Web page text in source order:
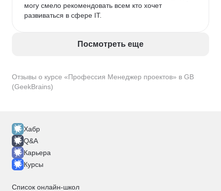
Отзывы о курсе «Профессия Менеджер проектов» в GB
(GeekBrains)
могу смело рекомендовать всем кто хочет
развиваться в сфере IT.
Посмотреть еще
Хабр
Q&A
Карьера
Курсы
Список онлайн-школ